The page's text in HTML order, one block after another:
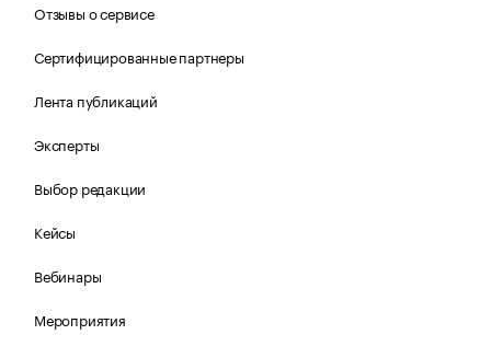
Отзывы о сервисе
Сертифицированные партнеры
Лента публикаций
Эксперты
Выбор редакции
Кейсы
Вебинары
Мероприятия